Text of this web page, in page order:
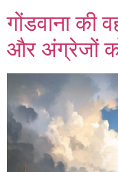
गोंडवाना की
और अंग्रेजों